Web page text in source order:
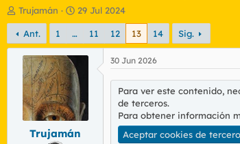
I
n
i
c
a
d
Trujamán
F
e
c
h
a
d
e
i
n
i
c
29 Jul 2024
Ant. 1 … 11 12 13 14 Sig.
Trujamán
30 Jun 2026
Para ver este contenido,
de terceros.
Para obtener información
Aceptar cookies de